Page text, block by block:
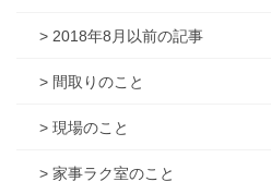
> 2018年8月以前の記事
> 間取りのこと
> 現場のこと
> 家事ラク室のこと